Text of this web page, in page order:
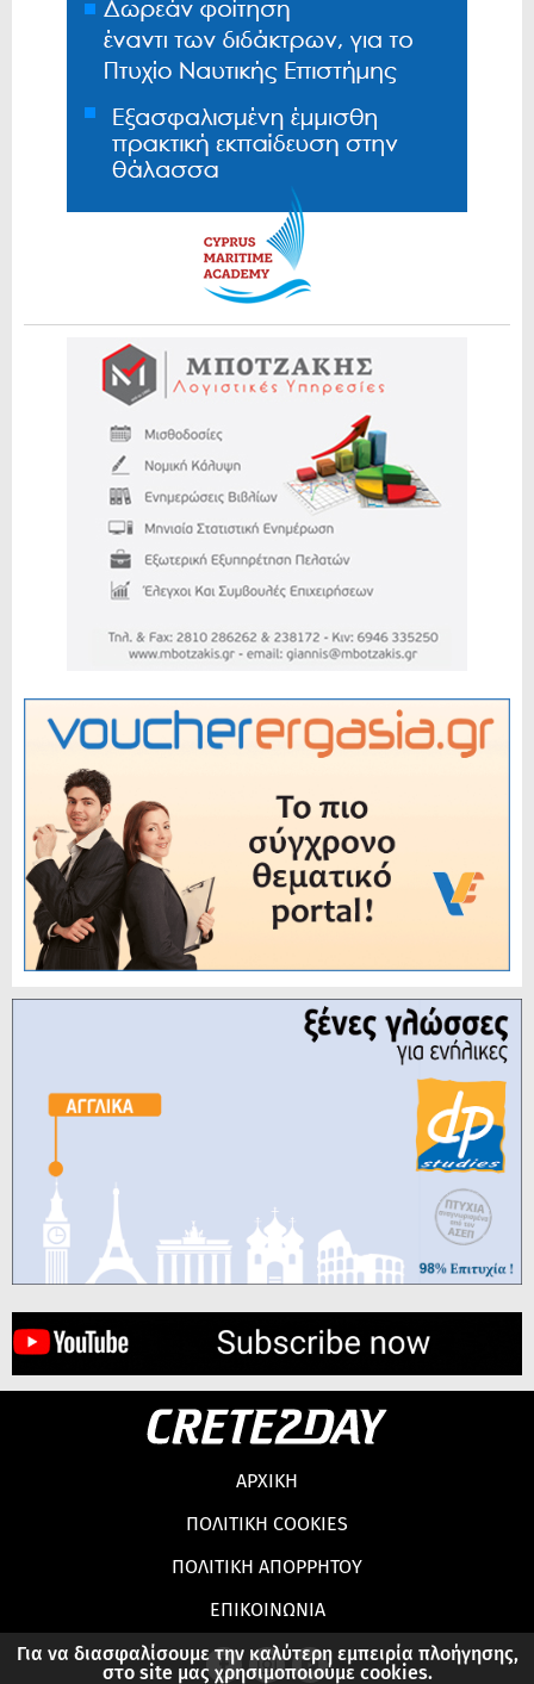
Για να διασφαλίσουμε την καλύτερη εμπειρία πλοήγησης,
στο site μας χρησιμοποιούμε cookies.
ΑΡΧΙΚΗ
ΠΟΛΙΤΙΚΗ COOKIES
ΠΟΛΙΤΙΚΗ ΑΠΟΡΡΗΤΟΥ
ΕΠΙΚΟΙΝΩΝΙΑ